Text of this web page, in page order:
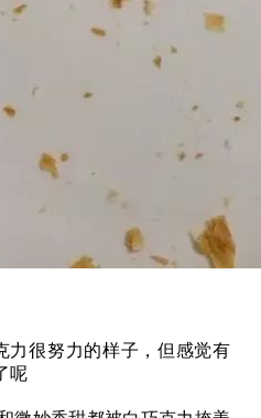
力很努力的样子，但感觉有
呢